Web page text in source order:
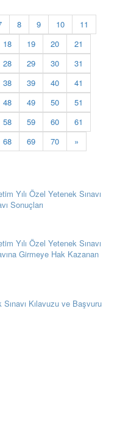
8 9 10
11
18 19 20
21
28 29 30
31
38 39 40
41
48 49 50
51
58 59 60
61
68 69 70 »
Yılı Özel Yetenek Sınavı
Sonuçları
Yılı Özel Yetenek Sınavı
Girmeye Hak Kazanan
Sınavı Kılavuzu ve Başvuru